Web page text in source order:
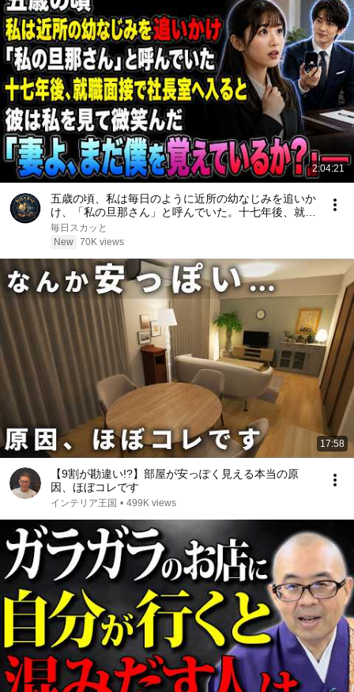
2:04:21
五歳の頃、私は毎日のように近所の幼なじみを追いか
け、「私の旦那さん」と呼んでいた。十七年後、就職
面接で社長室へ入ると、彼は私を見て微笑んだ。「妻
よ、まだ僕を覚えているか？」――
毎日スカッと
New 70K views
17:58
【9割が勘違い!?】部屋が安っぽく見える本当の原
因、ほぼコレです
インテリア王国 • 499K views